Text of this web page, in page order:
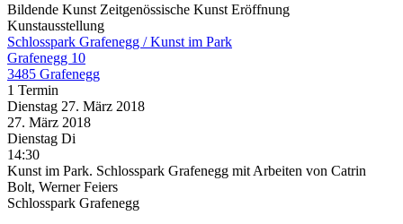
Bildende Kunst Zeitgenössische Kunst Eröffnung
Kunstausstellung
Schlosspark Grafenegg / Kunst im Park
Grafenegg 10
3485 Grafenegg
1 Termin
Dienstag 27. März 2018
27. März 2018
Dienstag Di
14:30
Kunst im Park. Schlosspark Grafenegg mit Arbeiten von Catrin
Bolt, Werner Feiers
Schlosspark Grafenegg